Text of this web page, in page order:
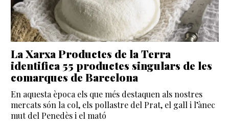
La Xarxa Productes de la Terra
identifica 55 productes singulars de les
comarques de Barcelona
En aquesta època els que més destaquen als nostres
mercats són la col, els pollastre del Prat, el gall i l’ànec
mut del Penedès i el mató